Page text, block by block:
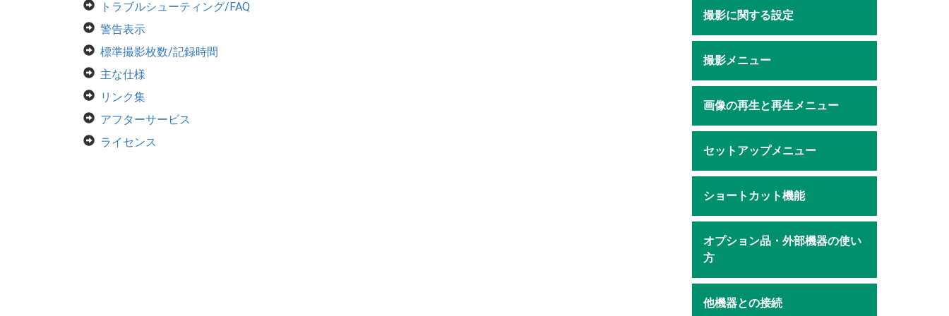
トラブルシューティング/FAQ
警告表示
標準撮影枚数/記録時間
主な仕様
リンク集
アフターサービス
ライセンス
撮影に関する設定
撮影メニュー
画像の再生と再生メニュー
セットアップメニュー
ショートカット機能
オプション品・外部機器の使い
方
他機器との接続